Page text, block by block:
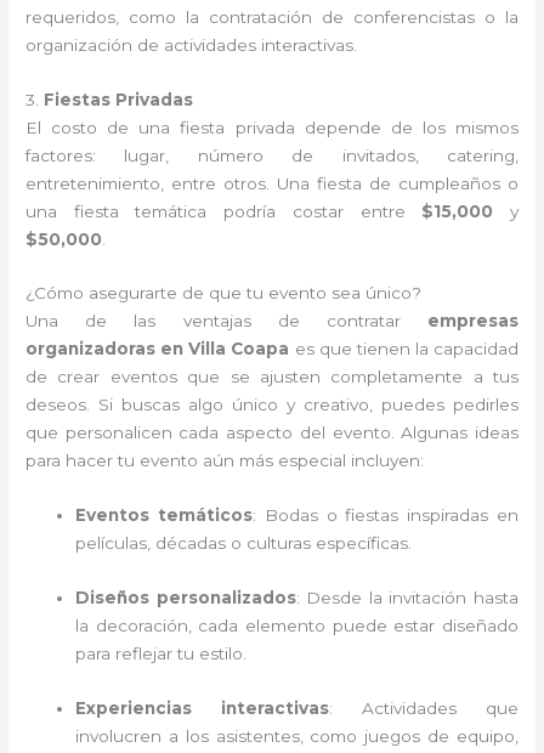
requeridos, como la contratación de conferencistas o la
organización de actividades interactivas.
3. Fiestas Privadas
El costo de una fiesta privada depende de los mismos
factores: lugar, número de invitados, catering,
entretenimiento, entre otros. Una fiesta de cumpleaños o
una fiesta temática podría costar entre $15,000 y
$50,000
¿Cómo asegurarte de que tu evento sea único?
Una de las ventajas de contratar empresas
organizadoras en Villa Coapa es que tienen la capacidad
de crear eventos que se ajusten completamente a tus
deseos. Si buscas algo único y creativo, puedes pedirles
que personalicen cada aspecto del evento. Algunas ideas
para hacer tu evento aún más especial incluyen:
Eventos temáticos: Bodas o fiestas inspiradas en
películas, décadas o culturas específicas.
Diseños personalizados: Desde la invitación hasta
la decoración, cada elemento puede estar diseñado
para reflejar tu estilo.
Experiencias interactivas: Actividades que
involucren a los asistentes, como juegos de equipo,